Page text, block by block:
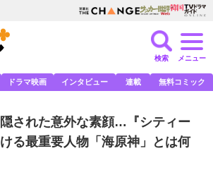
検索 メニュー
ドラマ映画 インタビュー 連載 無料コミック
された意外な素顔…『シティー
る最重要人物「海原神」とは何